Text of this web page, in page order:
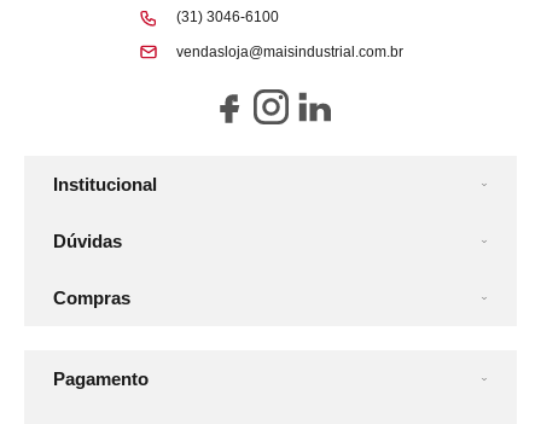
Institucional
Dúvidas
Compras
(31) 3046-6100
vendasloja@maisindustrial.com.br
Pagamento